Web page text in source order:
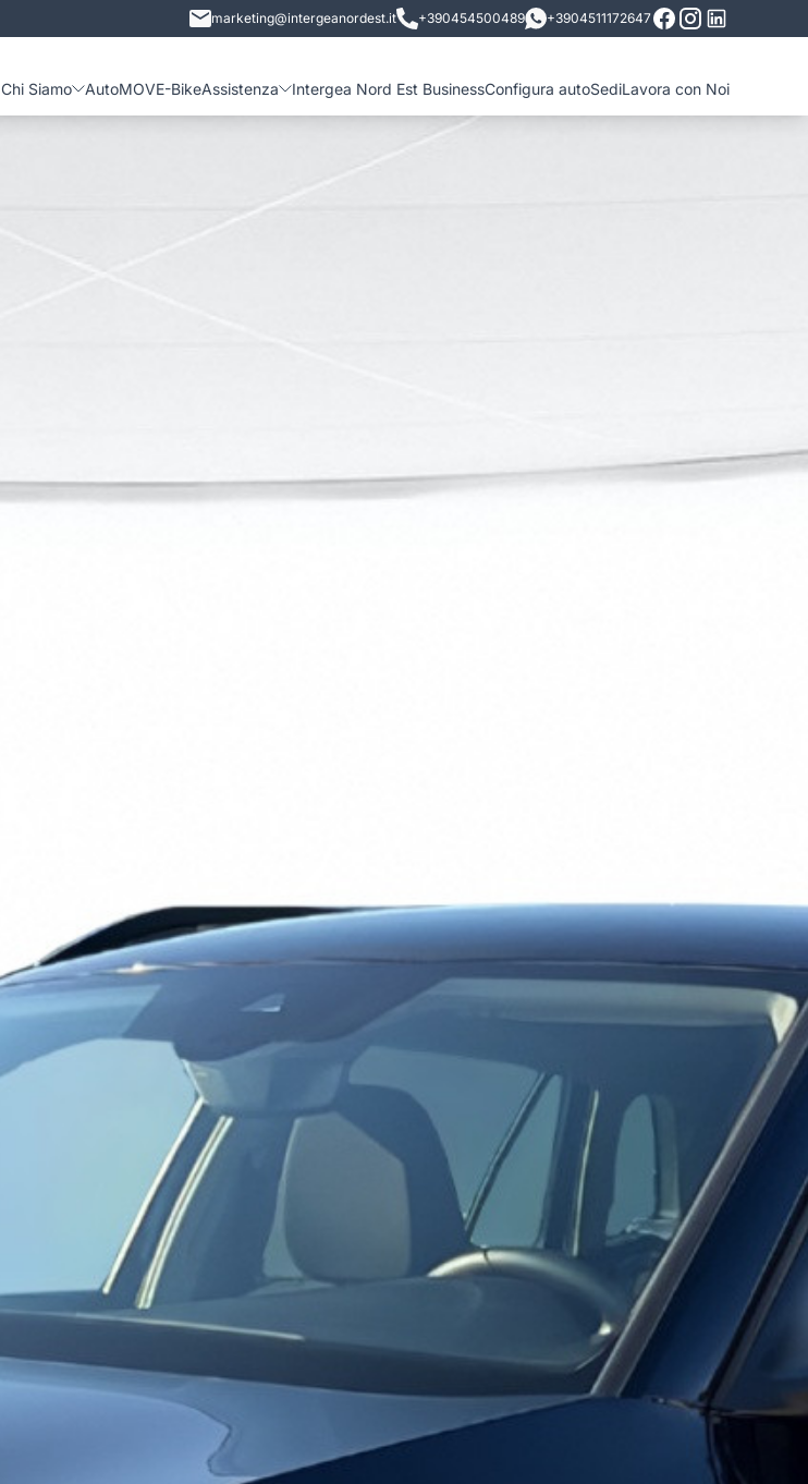
marketing@intergeanordest.it +390454500489 +3904511172647
Chi Siamo AutoMOVE-BikeAssistenza Intergea Nord Est BusinessConfigura autoSediLavora con Noi